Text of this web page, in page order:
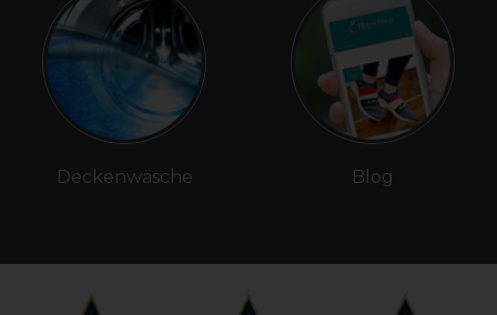
Deckenwäsche Blog